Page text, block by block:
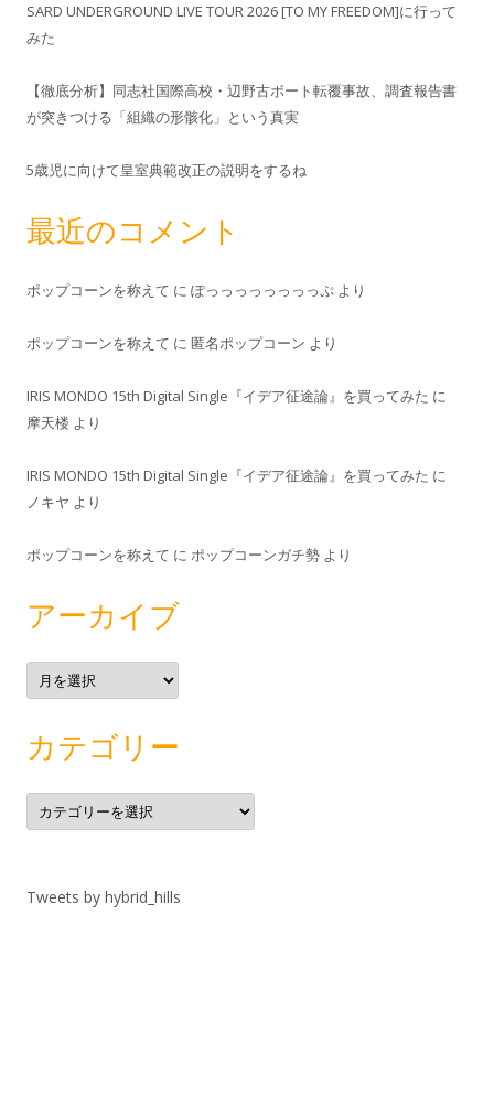
SARD UNDERGROUND LIVE TOUR 2026 [TO MY FREEDOM]に行って
みた
【徹底分析】同志社国際高校・辺野古ボート転覆事故、調査報告書
が突きつける「組織の形骸化」という真実
5歳児に向けて皇室典範改正の説明をするね
最近のコメント
ポップコーンを称えて に ぽっっっっっっっっぷ より
ポップコーンを称えて に 匿名ポップコーン より
IRIS MONDO 15th Digital Single『イデア征途論』を買ってみた に
摩天楼 より
IRIS MONDO 15th Digital Single『イデア征途論』を買ってみた に
ノキヤ より
ポップコーンを称えて に ポップコーンガチ勢 より
アーカイブ
ア
ー
カ
カテゴリー
カ
テ
ゴ
Tweets by hybrid_hills